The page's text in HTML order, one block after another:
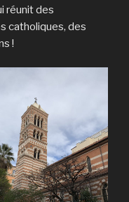
réunit des
catholiques, des
!